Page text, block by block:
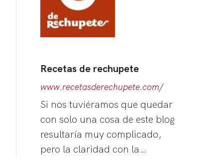
Recetas de rechupete
www.recetasderechupete.com/
Si nos tuviéramos que quedar
con solo una cosa de este blog
resultaría muy complicado,
pero la claridad con la…